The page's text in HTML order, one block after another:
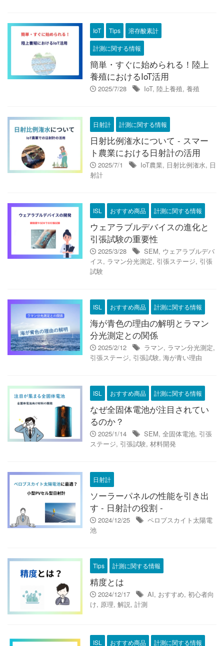
IoT Tips 溶存酸素計
計測に関する情報
簡単・すぐに始められる！陸上
養殖におけるIoT活用
2025/7/28 IoT, 陸上養殖, 養殖
日射計 計測に関する情報
日射比例潅水について - スマー
ト農業における日射計の活用
2025/7/1 IoT農業, 日射比例潅水, 日
射計
ISL おすすめ商品 計測に関する情報
ウェアラブルデバイスの進化と
引張試験の重要性
2025/3/28 SEM, ウェアラブルデバ
イス, ラマン分光測定, 引張ステージ, 引張
試験
ISL おすすめ商品 計測に関する情報
海が青色の理由の解明とラマン
分光測定との関係
2025/2/12 ラマン, ラマン分光測定,
引張ステージ, 引張試験, 海が青い理由
ISL おすすめ商品 計測に関する情報
なぜ全固体電池が注目されてい
るのか？
2025/1/14 SEM, 全固体電池, 引張
ステージ, 引張試験, 材料開発
日射計
ソーラーパネルの性能を引き出
す - 日射計の役割 -
2024/12/25
ペロブスカイト太陽電
池
Tips 計測に関する情報
精度とは
2024/12/17 AI, おすすめ, 初心者向
け, 原理, 解説, 計測
ISL おすすめ商品 計測に関する情報